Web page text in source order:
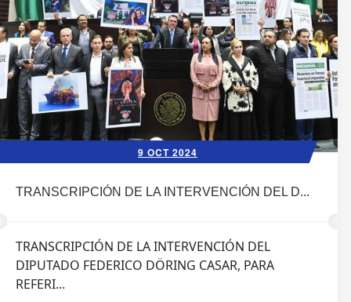
9 OCT 2024
TRANSCRIPCIÓN DE LA INTERVENCIÓN DEL D...
TRANSCRIPCIÓN DE LA INTERVENCIÓN DEL
DIPUTADO FEDERICO DÖRING CASAR, PARA
REFERI...